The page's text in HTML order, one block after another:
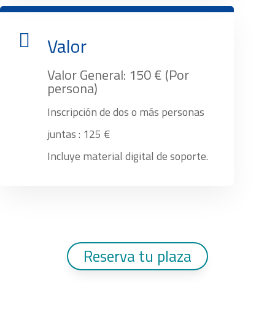
 Valor
Valor General: 150 € (Por
persona)
Inscripción de dos o más personas
juntas : 125 €
Incluye material digital de soporte.
Reserva tu plaza